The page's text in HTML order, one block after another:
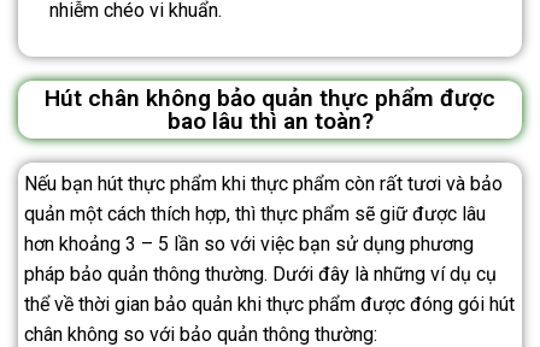
nhiễm chéo vi khuẩn.
Hút chân không bảo quản thực phẩm được
bao lâu thì an toàn?
Nếu bạn hút thực phẩm khi thực phẩm còn rất tươi và bảo
quản một cách thích hợp, thì thực phẩm sẽ giữ được lâu
hơn khoảng 3 – 5 lần so với việc bạn sử dụng phương
pháp bảo quản thông thường. Dưới đây là những ví dụ cụ
thể về thời gian bảo quản khi thực phẩm được đóng gói hút
chân không so với bảo quản thông thường: